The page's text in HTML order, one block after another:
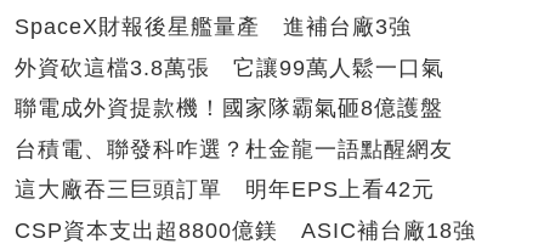
SpaceX財報後星艦量產 進補台廠3強
外資砍這檔3.8萬張 它讓99萬人鬆一口氣
聯電成外資提款機！國家隊霸氣砸8億護盤
台積電、聯發科咋選？杜金龍一語點醒網友
這大廠吞三巨頭訂單 明年EPS上看42元
CSP資本支出超8800億鎂 ASIC補台廠18強